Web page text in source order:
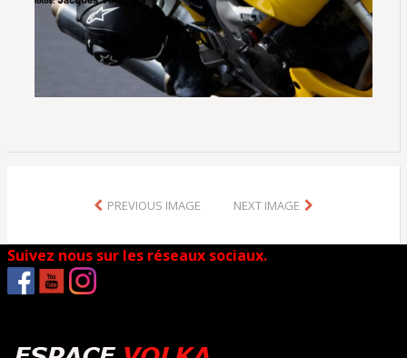
PREVIOUS IMAGE NEXT IMAGE
Suivez nous sur les réseaux sociaux.